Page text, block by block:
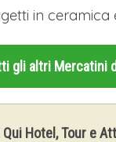
E
con
di Brunico,
IN HOTEL
in ceramica
gli altri Mercatini
Hotel, Tour e